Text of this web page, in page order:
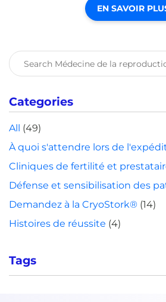
EN SAVOIR
Rechercher :
Categories
All (49)
À quoi s'attendre lors de
Cliniques de fertilité et
Défense et sensibilisation des
Demandez à la CryoStork® (14)
Histoires de réussite (4)
Tags